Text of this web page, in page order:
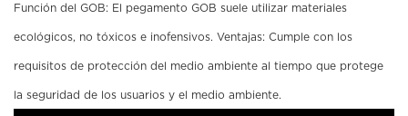
Función del GOB: El pegamento GOB suele utilizar materiales
ecológicos, no tóxicos e inofensivos. Ventajas: Cumple con los
requisitos de protección del medio ambiente al tiempo que protege
la seguridad de los usuarios y el medio ambiente.